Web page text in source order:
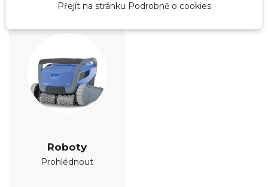
Roboty
Prohlédnout
Přejít na stránku Podrobně o cookies